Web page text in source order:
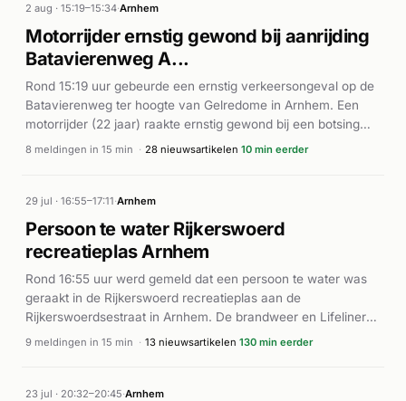
2 aug · 15:19–15:34·Arnhem
Motorrijder ernstig gewond bij aanrijding
Batavierenweg A...
Rond 15:19 uur gebeurde een ernstig verkeersongeval op de
Batavierenweg ter hoogte van Gelredome in Arnhem. Een
motorrijder (22 jaar) raakte ernstig gewond bij een botsing
met een pijlwagen. Politie, twee ambulances en een
Volgens Drimble liep de motorrijder ernstig letsel op bij de
aanrijding. De hulpdiensten waren snel ter plaatse en hebben
de gewonde geborgen.
8 meldingen in 15 min · 28 nieuwsartikelen 10 min eerder
29 jul · 16:55–17:11·Arnhem
Persoon te water Rijkerswoerd
recreatieplas Arnhem
Rond 16:55 uur werd gemeld dat een persoon te water was
geraakt in de Rijkerswoerd recreatieplas aan de
Rijkerswoerdsestraat in Arnhem. De brandweer en Lifeliner
rukten met spoed uit en werden direct ter plaatse geroepen.
zichtscherm. Een ambulance (A1) werd eveneens
9 meldingen in 15 min · 13 nieuwsartikelen 130 min eerder
23 jul · 20:32–20:45·Arnhem